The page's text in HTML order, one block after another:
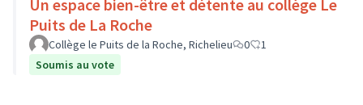
Un espace bien-être et détente au collège Le
Puits de La Roche
Collège le Puits de la Roche, Richelieu 0
1
Soumis au vote